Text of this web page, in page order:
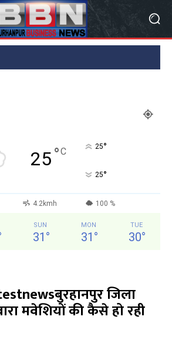
25°C 25°
25°
4.2kmh 100 %
SUN
31 °
MON
31 °
TUE
30°
जिला
मवेशियों की कैसे हो रही